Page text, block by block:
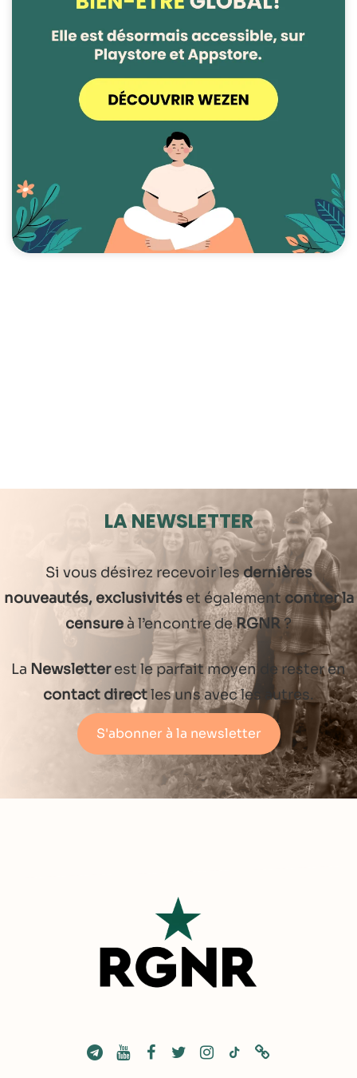
LA NEWSLETTER
Si vous désirez recevoir lesdernières
nouveautés, exclusivitéset également contrer la
censureà l’encontre deRGNR?
La Newsletterest le parfait moyen de rester en
contact directles uns avec les autres.
S'abonner à la newsletter